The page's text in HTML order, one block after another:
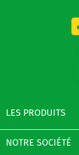
LES PRODUITS
NOTRE SOCIÉTÉ